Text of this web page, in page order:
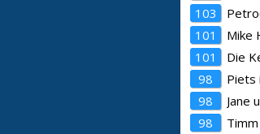
103
101
Mike
101
Die
98
Piets
98
Jane
98